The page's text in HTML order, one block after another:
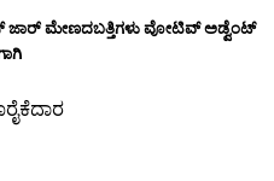
ಜಾರ್ ಮೇಣದಬತ್ತಿಗಳು ವೋಟಿವ್ ಅಡ್ವೆಂಟ್